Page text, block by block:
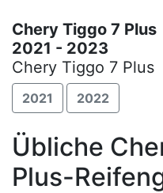
Chery Tiggo 7 Plus
2021 - 2023
Chery Tiggo 7 Plus
2021 2022
Übliche
Plus-